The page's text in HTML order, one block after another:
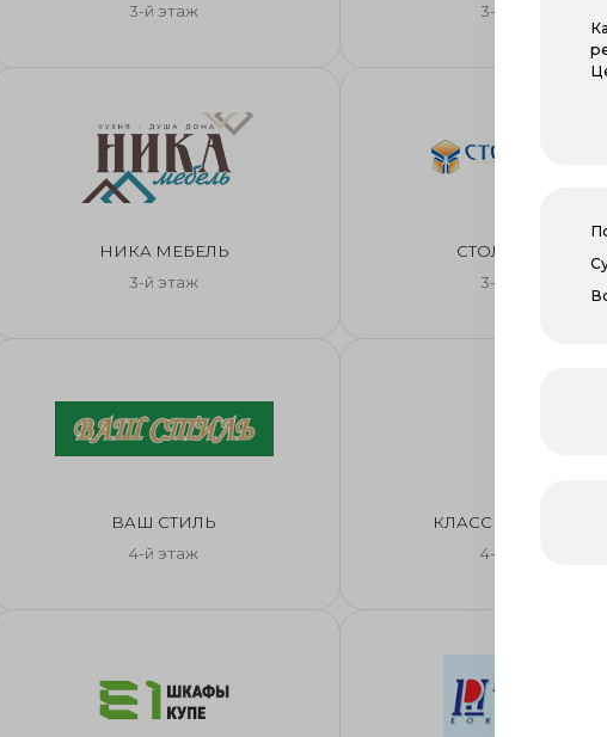
3-й этаж 3-й этаж
НИКА МЕБЕЛЬ
3-й этаж
СТОЛЕШКИН
3-й этаж
ВАШ СТИЛЬ
4-й этаж
КЛАССИК МЕБЕЛЬ
4-й этаж